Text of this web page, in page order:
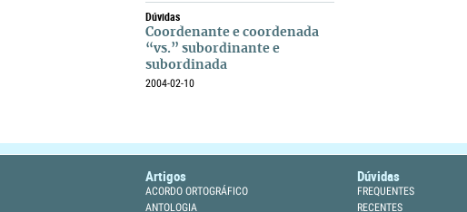
Dúvidas
Coordenante e coordenada
“vs.” subordinante e
subordinada
2004-02-10
Artigos
ACORDO ORTOGRÁFICO
ANTOLOGIA
Dúvidas
FREQUENTES
RECENTES